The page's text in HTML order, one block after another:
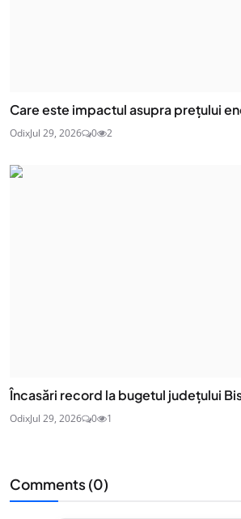
Care este impactul asupra prețului
OdixJul 29, 2026 0 2
Încasări record la bugetul județului
OdixJul 29, 2026 0 1
Comments (0)